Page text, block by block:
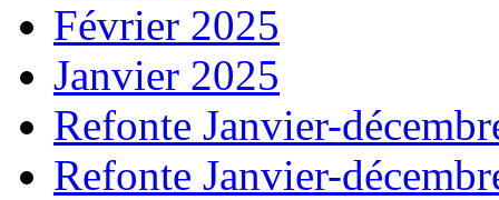
Février 2025
Janvier 2025
Refonte Janvier-
Refonte Janvier-